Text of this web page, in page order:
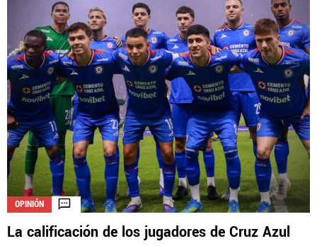
Política Editorial
Ad Choices
Vamos Azul, al igual que Futbol Sites, es una
compañía perteneciente a Better Collective. Todos
los derechos reservados.
La aceptación de una de las ofertas presentadas en esta página
puede dar lugar a un pago aVamos Azul. Este pago puede influir en
cómo y dónde aparecen los operadores de juego en la página y en el
orden en que aparecen, pero no influye en nuestras evaluaciones.
OPINIÓN
La calificación de los jugadores de Cruz Azul